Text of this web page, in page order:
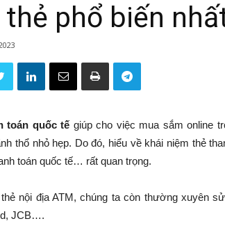
thẻ phổ biến
toán quốc tế giúp cho việc mua sắm online
thổ nhỏ hẹp. Do đó, hiểu về khái niệm thẻ
toán quốc tế… rất quan trọng.
nội địa ATM, chúng ta còn thường xuyên
JCB….